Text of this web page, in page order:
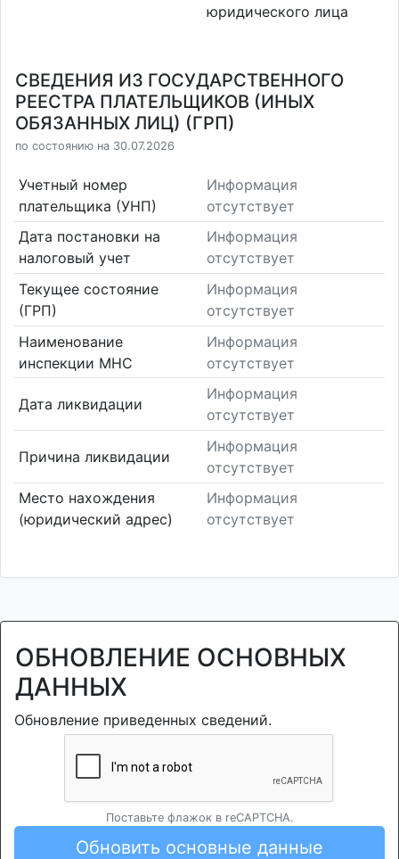
юридического лица
СВЕДЕНИЯ ИЗ ГОСУДАРСТВЕННОГО
РЕЕСТРА ПЛАТЕЛЬЩИКОВ (ИНЫХ
ОБЯЗАННЫХ ЛИЦ) (ГРП)
по состоянию на 30.07.2026
Учетный номер
плательщика (УНП)
Информация
отсутствует
Дата постановки на
налоговый учет
Информация
отсутствует
Текущее состояние
(ГРП)
Информация
отсутствует
Наименование
инспекции МНС
Информация
отсутствует
Дата ликвидации
Информация
отсутствует
Причина ликвидации
Информация
отсутствует
Место нахождения
(юридический адрес)
Информация
отсутствует
ОБНОВЛЕНИЕ ОСНОВНЫХ
ДАННЫХ
Обновление приведенных сведений.
Поставьте флажок в reCAPTCHA.
Обновить основные данные